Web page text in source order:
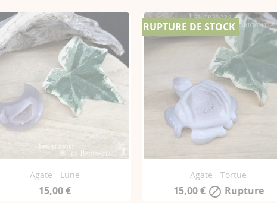
Agate - Lune
15,00 €
Agate - Tortue
15,00 €  Rupture
RUPTURE DE STOCK